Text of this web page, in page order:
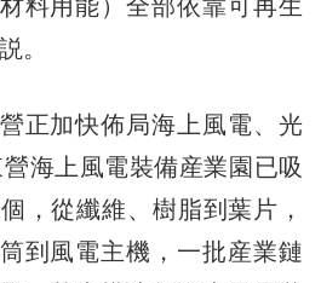
料用能）全部依靠可再生
。
加快佈局海上風電、光
海上風電裝備産業園已吸
，從纖維、樹脂到葉片，
到風電主機，一批産業鏈